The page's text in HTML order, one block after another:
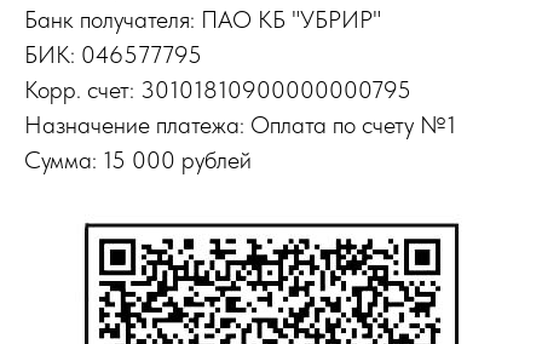
Банк получателя: ПАО КБ "УБРИР"
БИК: 046577795
Корр. счет: 30101810900000000795
Назначение платежа: Оплата по счету №1
Сумма: 15 000 рублей